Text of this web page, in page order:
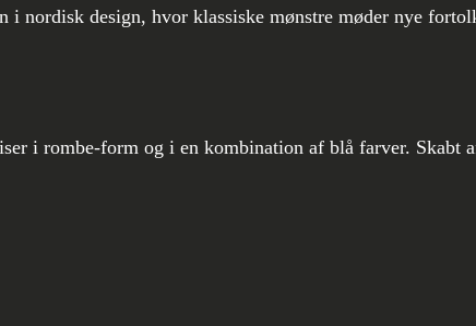
i nordisk design, hvor klassiske mønstre møder nye